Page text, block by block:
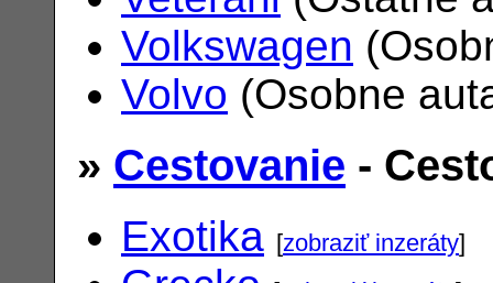
Volkswagen
Volvo (Osobne
» Cestovanie -
Exotika [zobraziť inzeráty]